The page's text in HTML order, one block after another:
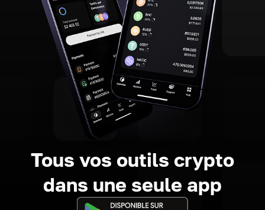
Tous vos outils crypto
dans une seule app